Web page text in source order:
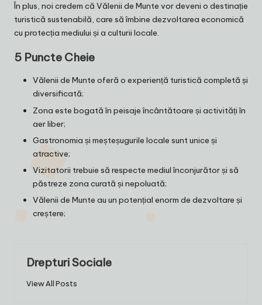
În plus, noi credem că Vălenii de Munte vor deveni o destinație
turistică sustenabilă, care să îmbine dezvoltarea economică
cu protecția mediului și a culturii locale.
5 Puncte Cheie
Vălenii de Munte oferă o experiență turistică completă și
diversificată;
Zona este bogată în peisaje încântătoare și activități în
aer liber;
Gastronomia și meșteșugurile locale sunt unice și
atractive;
Vizitatorii trebuie să respecte mediul înconjurător și să
păstreze zona curată și nepoluată;
Vălenii de Munte au un potențial enorm de dezvoltare și
creștere;
Drepturi Sociale
View All Posts